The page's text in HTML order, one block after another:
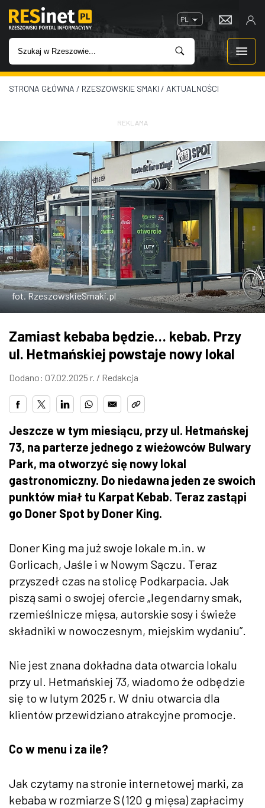
PL
WIADOMOŚCI
IMPREZY
ROZRYWKA
W KINACH
GASTRONOMIA
ZDJĘCIA
W RZESZOWIE
STRONA GŁÓWNA / RZESZOWSKIE SMAKI / AKTUALNOŚCI
REKLAMA
fot. RzeszowskieSmaki.pl
Zamiast kebaba będzie… kebab. Przy
ul. Hetmańskiej powstaje nowy lokal
Dodano: 07.02.2025 r. / Redakcja
Jeszcze w tym miesiącu, przy ul. Hetmańskej
73, na parterze jednego z wieżowców Bulwary
Park, ma otworzyć się nowy lokal
gastronomiczny. Do niedawna jeden ze swoich
punktów miał tu Karpat Kebab. Teraz zastąpi
go Doner Spot by Doner King.
Doner King ma już swoje lokale m.in. w
Gorlicach, Jaśle i w Nowym Sączu. Teraz
przyszedł czas na stolicę Podkarpacia. Jak
piszą sami o swojej ofercie „legendarny smak,
rzemieślnicze mięsa, autorskie sosy i świeże
składniki w nowoczesnym, miejskim wydaniu”.
Nie jest znana dokładna data otwarcia lokalu
przy ul. Hetmańskiej 73, wiadomo że odbędzie
się to w lutym 2025 r. W dniu otwarcia dla
klientów przewidziano atrakcyjne promocje.
Co w menu i za ile?
Jak czytamy na stronie internetowej marki, za
kebaba w rozmiarze S (120 g mięsa) zapłacimy